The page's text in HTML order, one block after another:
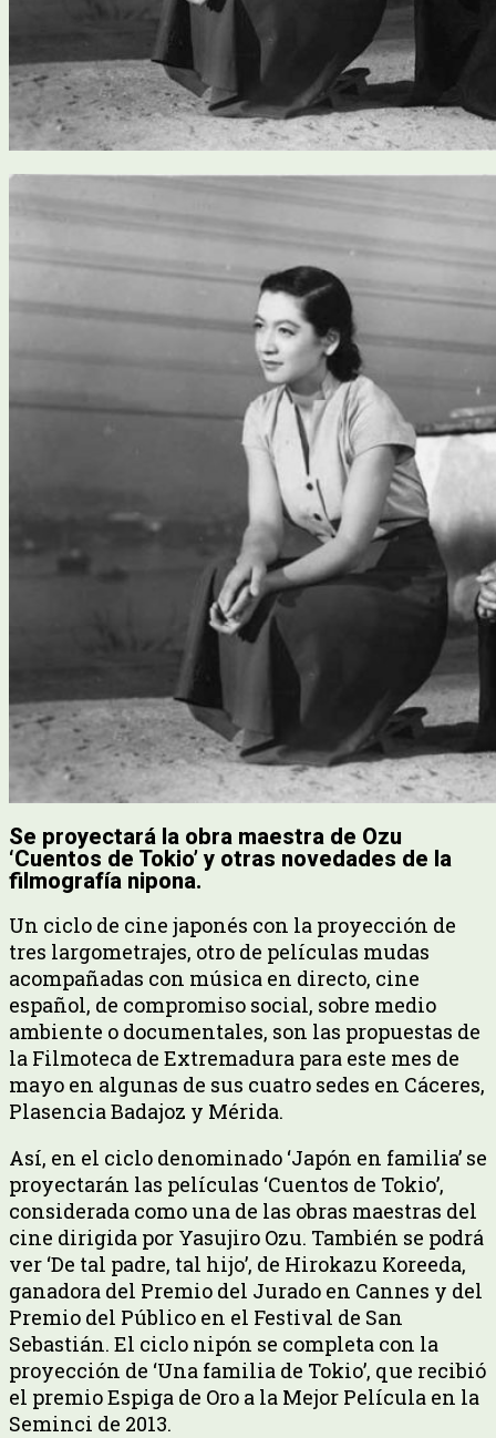
Se proyectará la obra maestra de Ozu
‘Cuentos de Tokio’ y otras novedades de la
filmografía nipona.
Un ciclo de cine japonés con la proyección de
tres largometrajes, otro de películas mudas
acompañadas con música en directo, cine
español, de compromiso social, sobre medio
ambiente o documentales, son las propuestas de
la Filmoteca de Extremadura para este mes de
mayo en algunas de sus cuatro sedes en Cáceres,
Plasencia Badajoz y Mérida.
Así, en el ciclo denominado ‘Japón en familia’ se
proyectarán las películas ‘Cuentos de Tokio’,
considerada como una de las obras maestras del
cine dirigida por Yasujiro Ozu. También se podrá
ver ‘De tal padre, tal hijo’, de Hirokazu Koreeda,
ganadora del Premio del Jurado en Cannes y del
Premio del Público en el Festival de San
Sebastián. El ciclo nipón se completa con la
proyección de ‘Una familia de Tokio’, que recibió
el premio Espiga de Oro a la Mejor Película en la
Seminci de 2013.